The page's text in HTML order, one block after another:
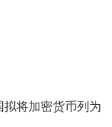
将加密货币列为